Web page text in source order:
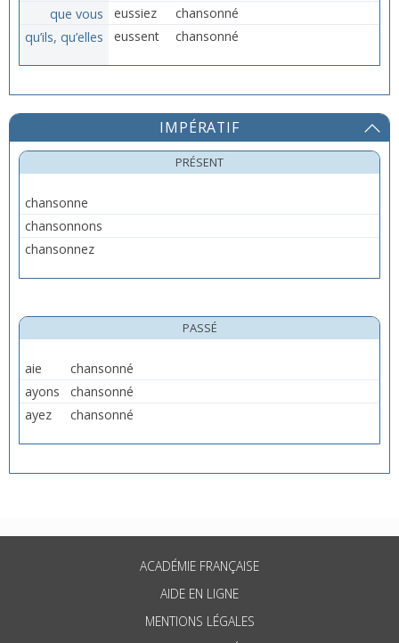
que vous
eussiez
chansonné
qu’ils, qu’elles
eussent chansonné
IMPÉRATIF
PRÉSENT
chansonne
chansonnons
chansonnez
PASSÉ
aie
chansonné
ayons
chansonné
ayez
chansonné
ACADÉMIE FRANÇAISE
AIDE EN LIGNE
MENTIONS LÉGALES